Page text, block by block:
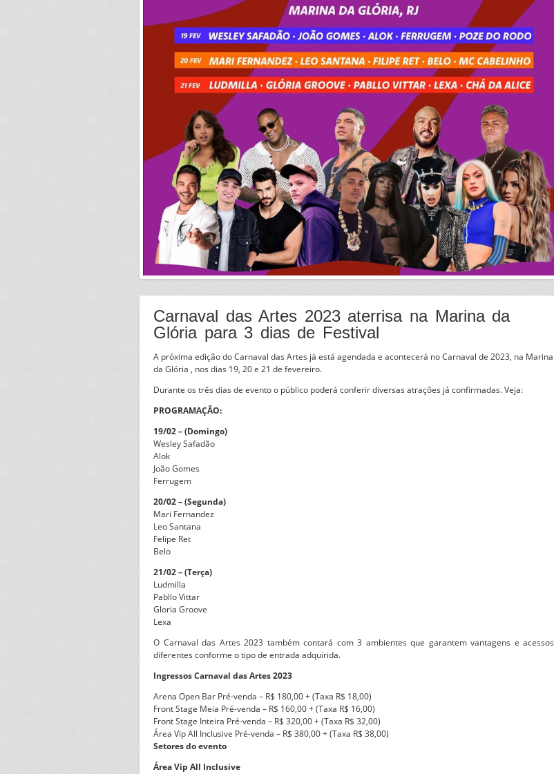
Carnaval das Artes 2023 aterrisa na Marina da
Glória para 3 dias de Festival
A próxima edição do Carnaval das Artes já está agendada e acontecerá no Carnaval de 2023, na Marina
da Glória , nos dias 19, 20 e 21 de fevereiro.
Durante os três dias de evento o público poderá conferir diversas atrações já confirmadas. Veja:
PROGRAMAÇÃO:
19/02 – (Domingo)
Wesley Safadão
Alok
João Gomes
Ferrugem
20/02 – (Segunda)
Mari Fernandez
Leo Santana
Felipe Ret
Belo
21/02 – (Terça)
Ludmilla
Pabllo Vittar
Gloria Groove
Lexa
O Carnaval das Artes 2023 também contará com 3 ambientes que garantem vantagens e acessos
diferentes conforme o tipo de entrada adquirida.
Ingressos Carnaval das Artes 2023
Arena Open Bar Pré-venda – R$ 180,00 + (Taxa R$ 18,00)
Front Stage Meia Pré-venda – R$ 160,00 + (Taxa R$ 16,00)
Front Stage Inteira Pré-venda – R$ 320,00 + (Taxa R$ 32,00)
Área Vip All Inclusive Pré-venda – R$ 380,00 + (Taxa R$ 38,00)
Setores do evento
Área Vip All Inclusive